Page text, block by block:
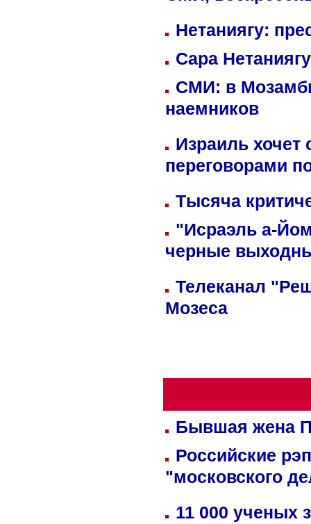
Нетаниягу:
Сара
СМИ: в
наемников
Израиль хочет
переговорами
Тысяча
"Исраэль а-
черные
Телеканал
Мозеса
Бывшая жена
Российские
"московского
11 000 ученых